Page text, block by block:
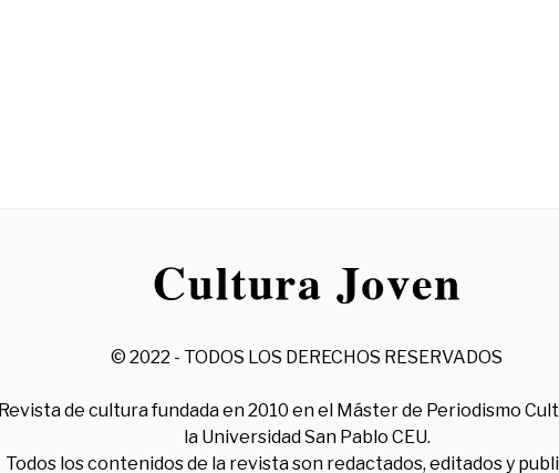
© 2022 - TODOS LOS DERECHOS RESERVADOS
Revista de cultura fundada en 2010 en el Máster de Periodismo
la Universidad San Pablo CEU.
Todos los contenidos de la revista son redactados, editados y